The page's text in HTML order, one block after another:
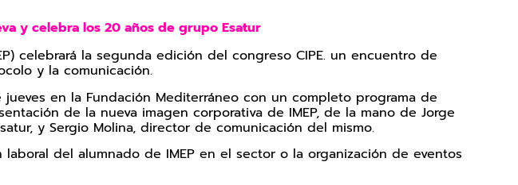
y celebra los 20 años de grupo Esatur
celebrará la segunda edición del congreso CIPE. un encuentro de
y la comunicación.
en la Fundación Mediterráneo con un completo programa de
de la nueva imagen corporativa de IMEP, de la mano de Jorge
y Sergio Molina, director de comunicación del mismo.
del alumnado de IMEP en el sector o la organización de eventos